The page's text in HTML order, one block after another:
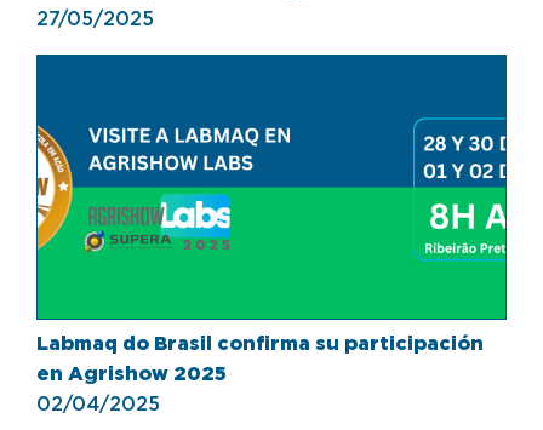
27/05/2025
Labmaq do Brasil confirma su participación
en Agrishow 2025
02/04/2025